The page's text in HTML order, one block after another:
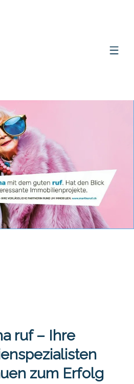
ruf – Ihre
zum Erfolg